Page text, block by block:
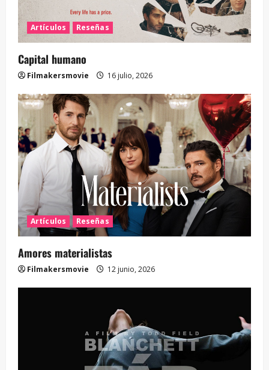
Artículos Reseñas
Capital humano
Filmakersmovie 16 julio, 2026
Artículos Reseñas
Amores materialistas
Filmakersmovie 12 junio, 2026